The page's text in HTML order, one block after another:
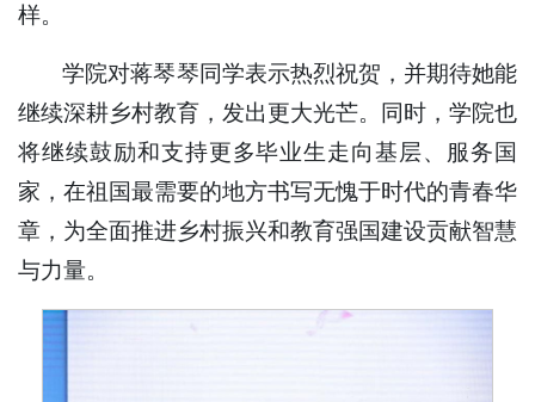
样。
学院对蒋琴琴同学表示热烈祝贺，并期待她能
继续深耕乡村教育，发出更大光芒。同时，学院也
将继续鼓励和支持更多毕业生走向基层、服务国
家，在祖国最需要的地方书写无愧于时代的青春华
章，为全面推进乡村振兴和教育强国建设贡献智慧
与力量。